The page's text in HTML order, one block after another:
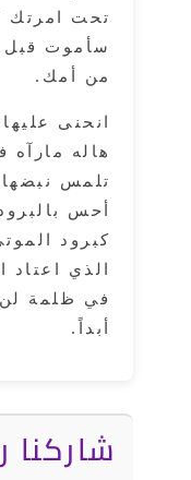
تحت امرتك /
سأموت قبل أن
من أمك.
انحنى عليها وهو
هاله مارآه
تلمس نبضها
أحس بالبرودة
كبرود الموتى
الذي اعتاد
في ظلمة لن
شاركنا رأيك